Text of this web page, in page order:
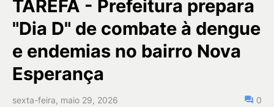
TAREFA - Prefeitura prepara
"Dia D" de combate à dengue
e endemias no bairro Nova
Esperança
sexta-feira, maio 29, 2026 0